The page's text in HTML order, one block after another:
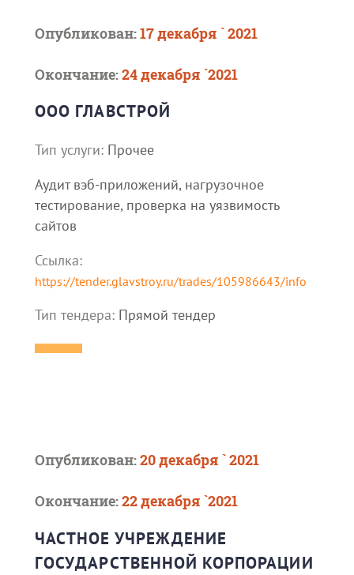
Опубликован:17 декабря ` 2021
Окончание:24 декабря `2021
ООО ГЛАВСТРОЙ
Тип услуги: Прочее
Аудит вэб-приложений, нагрузочное
тестирование, проверка на уязвимость
сайтов
Ссылка:
https://tender.glavstroy.ru/trades/105986643/info
Тип тендера: Прямой тендер
Опубликован:20 декабря ` 2021
Окончание:22 декабря `2021
ЧАСТНОЕ УЧРЕЖДЕНИЕ
ГОСУДАРСТВЕННОЙ КОРПОРАЦИИ